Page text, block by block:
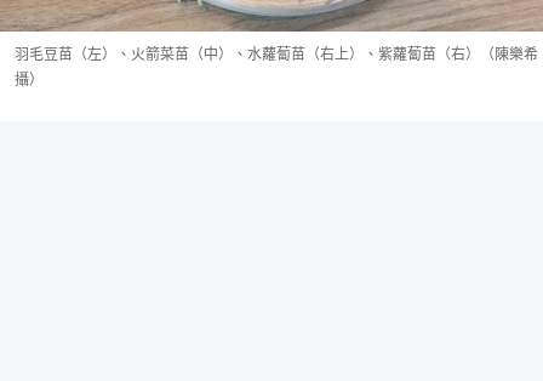
羽毛豆苗（左）、火箭菜苗（中）、水蘿蔔苗（右上）、紫蘿蔔苗（右）（陳樂希
攝）